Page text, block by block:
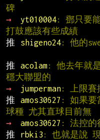
碑
→
yt010004: 鄧只要
打鼓應該有些成績
推
shigeno24: 他的
推
acolam: 他去年就
穩大聯盟的
→
jumperman: 上限賽
推
amos30627 : 如果要
球種 尤其直球目前無
→
amos30627 : 法控的
推
rbki3 : 也就是說